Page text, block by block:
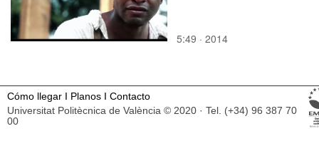
5:49 · 2014
Cómo llegar I Planos I Contacto
Universitat Politècnica de València © 2020 · Tel. (+34) 96 387 70
00